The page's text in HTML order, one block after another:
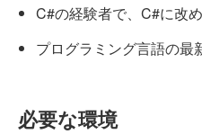
C#の経験者で、C#に改
プログラミング言語の最
必要な環境